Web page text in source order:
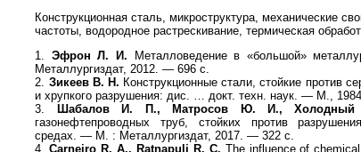
Конструкционная сталь, микроструктура, механические
частоты, водородное растрескивание, термическая
1. Эфрон Л. И. Металловедение в «большой»
Металлургиздат, 2012. — 696 с.
2. Зикеев В. Н. Конструкционные стали, стойкие против
и хрупкого разрушения: дис. … докт. техн. наук. — М.,
3.
Шабалов И. П., Матросов Ю. И.,
газонефтепроводных труб, стойких против
средах. — М. : Металлургиздат, 2017. — 322 с.
4. Carneiro R. A., Ratnapuli R. C. The influence of